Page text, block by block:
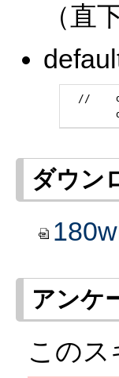
（直
  //	define('SKIN_FILE', DATA_HOME . SKIN_DIR . 'pukiwiki.skin.php');
ダウン
アンケ
このス